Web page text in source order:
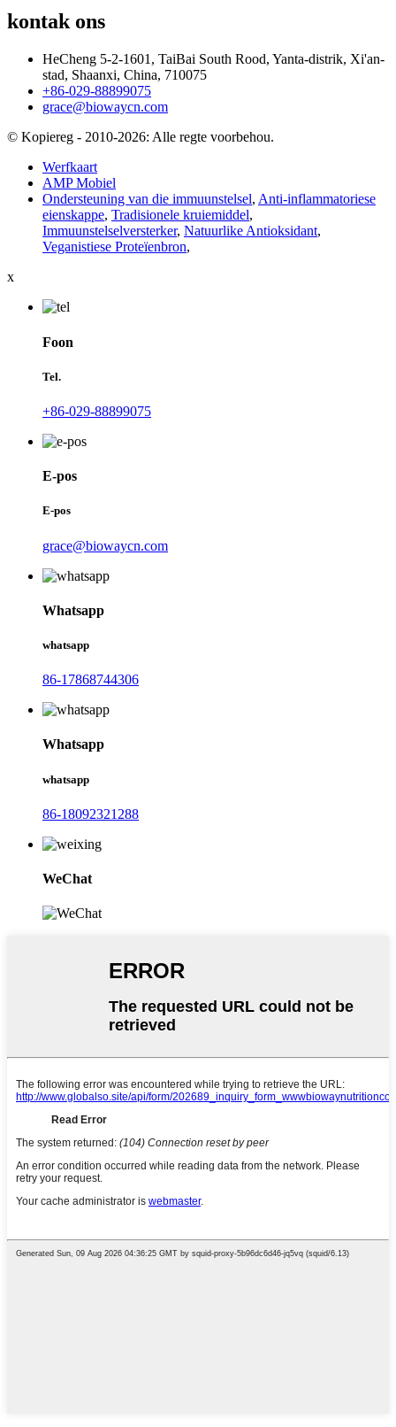
kontak ons
HeCheng 5-2-1601, TaiBai South Rood, Yanta-distrik, Xi'an-
stad, Shaanxi, China, 710075
+86-029-88899075
grace@biowaycn.com
© Kopiereg - 2010-2026: Alle regte voorbehou.
Werfkaart
AMP Mobiel
Ondersteuning van die immuunstelsel, Anti-inflammatoriese
eienskappe, Tradisionele kruiemiddel,
Immuunstelselversterker, Natuurlike Antioksidant,
Veganistiese Proteïenbron,
x
Foon
Tel.
+86-029-88899075
E-pos
E-pos
grace@biowaycn.com
Whatsapp
whatsapp
86-17868744306
Whatsapp
whatsapp
86-18092321288
WeChat